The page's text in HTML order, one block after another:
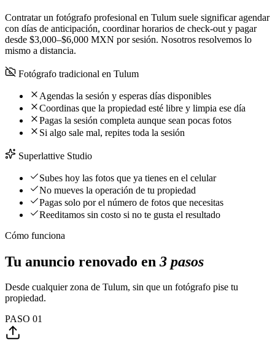
Contratar un fotógrafo profesional en Tulum suele significar agendar
con días de anticipación, coordinar horarios de check-out y pagar
desde $3,000–$6,000 MXN por sesión. Nosotros resolvemos lo
mismo a distancia.
Fotógrafo tradicional en Tulum
Agendas la sesión y esperas días disponibles
Coordinas que la propiedad esté libre y limpia ese día
Pagas la sesión completa aunque sean pocas fotos
Si algo sale mal, repites toda la sesión
Superlattive Studio
Subes hoy las fotos que ya tienes en el celular
No mueves la operación de tu propiedad
Pagas solo por el número de fotos que necesitas
Reeditamos sin costo si no te gusta el resultado
Cómo funciona
Tu anuncio renovado en 3 pasos
Desde cualquier zona de Tulum, sin que un fotógrafo pise tu
propiedad.
PASO 01